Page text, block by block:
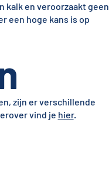
kalk en veroorzaakt geen
een hoge kans is op
zijn er verschillende
vind je hier.